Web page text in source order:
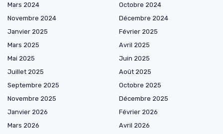
Mars 2024
Octobre 2024
Novembre 2024
Décembre 2024
Janvier 2025
Février 2025
Mars 2025
Avril 2025
Mai 2025
Juin 2025
Juillet 2025
Août 2025
Septembre 2025
Octobre 2025
Novembre 2025
Décembre 2025
Janvier 2026
Février 2026
Mars 2026
Avril 2026